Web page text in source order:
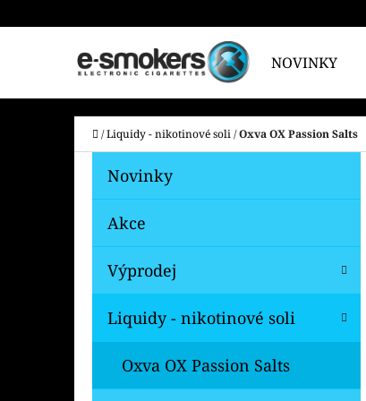
NOVINKY
Domů
/Liquidy - nikotinové soli/Oxva OX Passion Salts
O
Přeskočit
kategorie
K
T
G
R
Novinky
Akce
Výprodej
Liquidy - nikotinové soli
Oxva OX Passion Salts
Í
do
obchodu
do
obchodu